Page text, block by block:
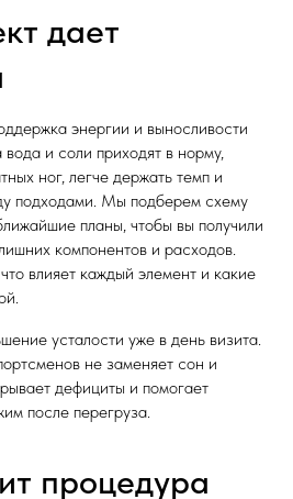
дает
энергии и выносливости
и соли приходят в норму,
ног, легче держать темп и
подходами. Мы подберем схему
планы, чтобы вы получили
компонентов и расходов.
влияет каждый элемент и какие
усталости уже в день визита.
не заменяет сон и
дефициты и помогает
после перегруза.
процедура